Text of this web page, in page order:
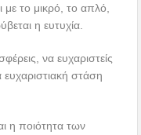
το μικρό, το απλό,
η ευτυχία.
να ευχαριστείς
ευχαριστιακή στάση
η ποιότητα των